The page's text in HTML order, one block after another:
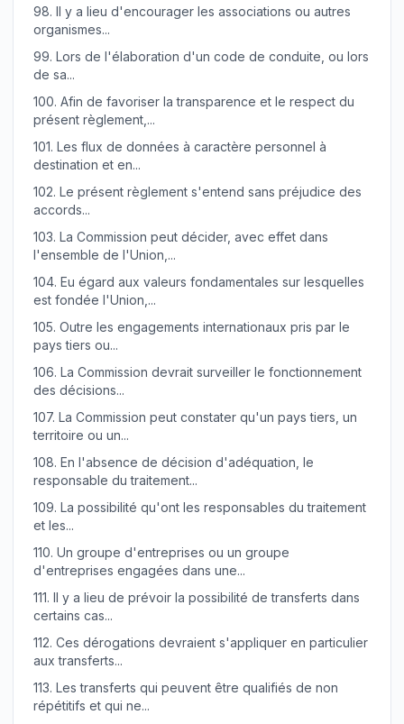
98. Il y a lieu d'encourager les associations ou autres
organismes...
99. Lors de l'élaboration d'un code de conduite, ou lors
de sa...
100. Afin de favoriser la transparence et le respect du
présent règlement,...
101. Les flux de données à caractère personnel à
destination et en...
102. Le présent règlement s'entend sans préjudice des
accords...
103. La Commission peut décider, avec effet dans
l'ensemble de l'Union,...
104. Eu égard aux valeurs fondamentales sur lesquelles
est fondée l'Union,...
105. Outre les engagements internationaux pris par le
pays tiers ou...
106. La Commission devrait surveiller le fonctionnement
des décisions...
107. La Commission peut constater qu'un pays tiers, un
territoire ou un...
108. En l'absence de décision d'adéquation, le
responsable du traitement...
109. La possibilité qu'ont les responsables du traitement
et les...
110. Un groupe d'entreprises ou un groupe
d'entreprises engagées dans une...
111. Il y a lieu de prévoir la possibilité de transferts dans
certains cas...
112. Ces dérogations devraient s'appliquer en particulier
aux transferts...
113. Les transferts qui peuvent être qualifiés de non
répétitifs et qui ne...